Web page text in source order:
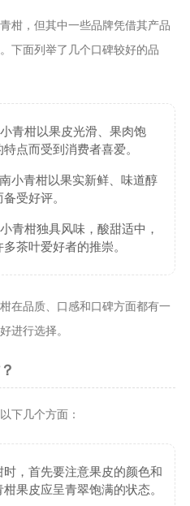
柑，但其中一些品牌凭借其产品
下面列举了几个口碑较好的品
青柑以果皮光滑、果肉饱
点而受到消费者喜爱。
小青柑以果实新鲜、味道醇
受好评。
青柑独具风味，酸甜适中，
茶叶爱好者的推崇。
在品质、口感和口碑方面都有一
进行选择。
下几个方面：
，首先要注意果皮的颜色和
果皮应呈青翠饱满的状态。